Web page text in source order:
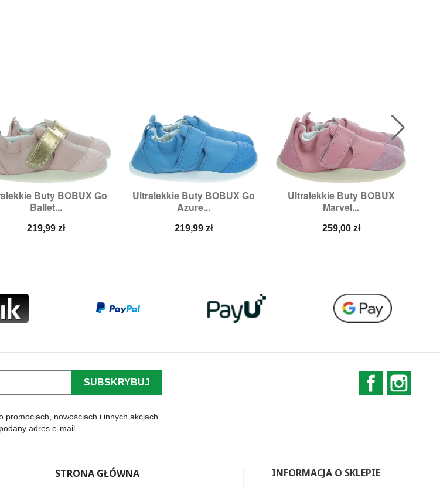
Buty BOBUX Go
Ballet...
Cena
219,99 zł
Szybki podgląd
Rozmiary:
Ultralekkie Buty BOBUX Go
Azure...
Cena
219,99 zł
Szybki podgląd
Rozmiary:
Ultralekkie Buty BOBUX
Marvel...
Cena
259,00 zł
Szybki podgląd
Rozmiary:22
promocjach, nowościach i innych akcjach
adres e-mail
Facebook
STRONA GŁÓWNA INFORMACJA O SKLEPIE